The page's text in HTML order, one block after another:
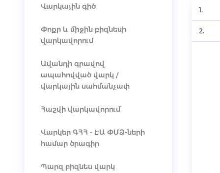
Վարկային գիծ
Փոքր և միջին բիզնեսի
վարկավորում
Ավանդի գրավով
ապահովված վարկ /
վարկային սահմանչափ
Հաշվի վարկավորում
Վարկեր ԳՀՀ - ԷԱ ՓՄՁ-ների
համար ծրագիր
Պարզ բիզնես վարկ
1.
2.